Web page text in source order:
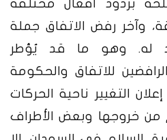
بردود أفعال مختلفة
وآخر رفض الاتفاق جملة
له. وهو ما قد يُؤطر
للاتفاق والحكومة
التغيير ناحية الحركات
من خروجها وبعض الأطراف